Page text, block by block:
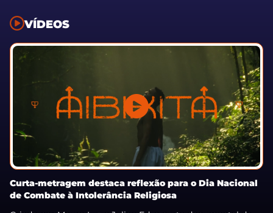
VÍDEOS
Curta-metragem destaca reflexão para o Dia Nacional
de Combate à Intolerância Religiosa